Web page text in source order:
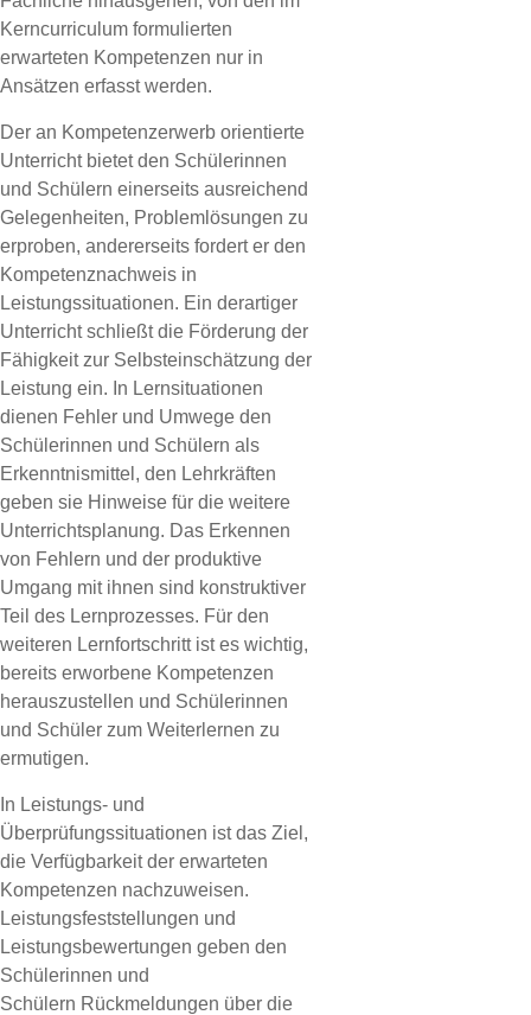
Kerncurriculum formulierten
erwarteten Kompetenzen nur in
Ansätzen erfasst werden.
Der an Kompetenzerwerb orientierte
Unterricht bietet den Schülerinnen
und Schülern einerseits ausreichend
Gelegenheiten, Problemlösungen zu
erproben, andererseits fordert er den
Kompetenznachweis in
Leistungssituationen. Ein derartiger
Unterricht schließt die Förderung der
Fähigkeit zur Selbsteinschätzung der
Leistung ein. In Lernsituationen
dienen Fehler und Umwege den
Schülerinnen und Schülern als
Erkenntnismittel, den Lehrkräften
geben sie Hinweise für die weitere
Unterrichtsplanung. Das Erkennen
von Fehlern und der produktive
Umgang mit ihnen sind konstruktiver
Teil des Lernprozesses. Für den
weiteren Lernfortschritt ist es wichtig,
bereits erworbene Kompetenzen
herauszustellen und Schülerinnen
und Schüler zum Weiterlernen zu
ermutigen.
In Leistungs- und
Überprüfungssituationen ist das Ziel,
die Verfügbarkeit der erwarteten
Kompetenzen nachzuweisen.
Leistungsfeststellungen und
Leistungsbewertungen geben den
Schülerinnen und
Schülern Rückmeldungen über die